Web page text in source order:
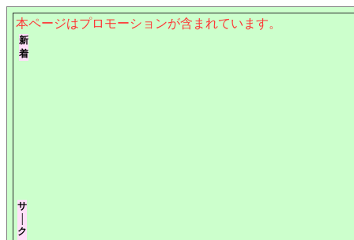
本ページはプロモーションが含まれています。